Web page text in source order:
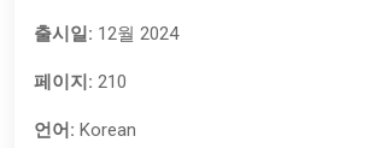
출시일: 12월 2024
페이지: 210
언어: Korean